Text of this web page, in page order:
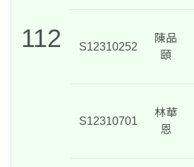
112 S12310252
陳品
頤
S12310701
林華
恩